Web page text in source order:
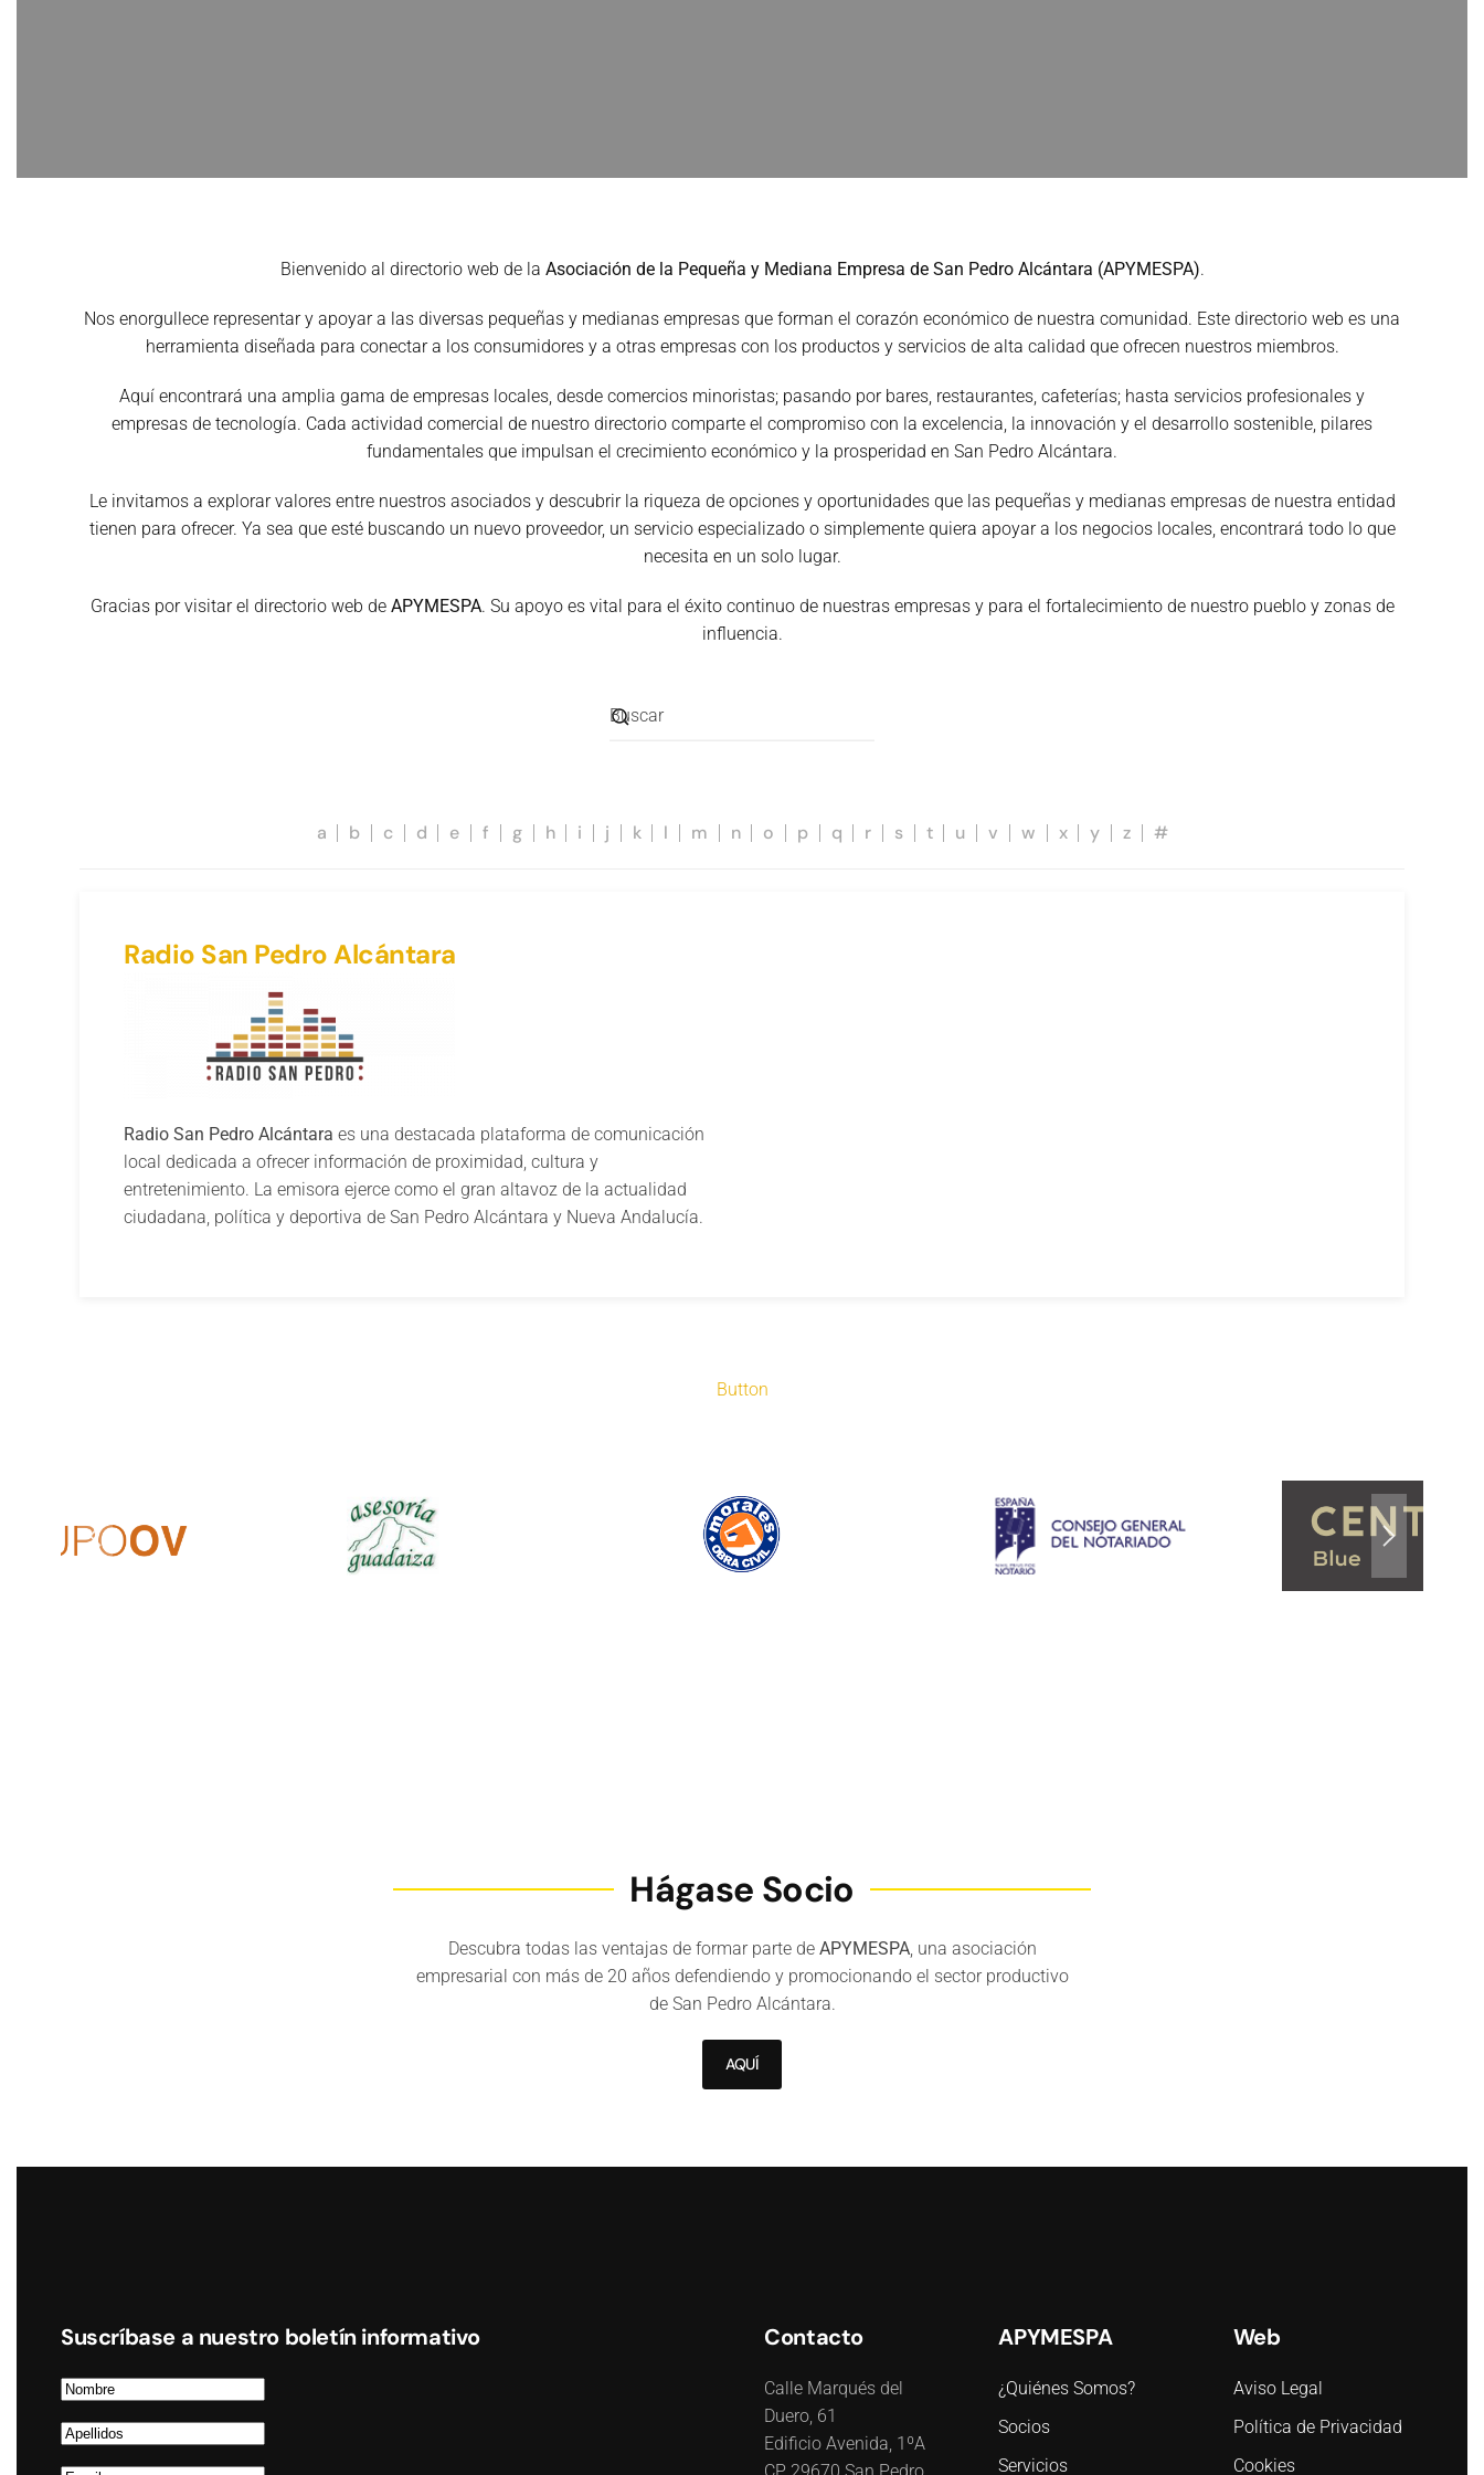
Bienvenido al directorio web de la Asociación de la Pequeña y Mediana Empresa de San Pedro Alcántara (APYMESPA).
Nos enorgullece representar y apoyar a las diversas pequeñas y medianas empresas que forman el corazón económico de nuestra comunidad. Este directorio web es una
herramienta diseñada para conectar a los consumidores y a otras empresas con los productos y servicios de alta calidad que ofrecen nuestros miembros.
Aquí encontrará una amplia gama de empresas locales, desde comercios minoristas; pasando por bares, restaurantes, cafeterías; hasta servicios profesionales y
empresas de tecnología. Cada actividad comercial de nuestro directorio comparte el compromiso con la excelencia, la innovación y el desarrollo sostenible, pilares
fundamentales que impulsan el crecimiento económico y la prosperidad en San Pedro Alcántara.
Le invitamos a explorar valores entre nuestros asociados y descubrir la riqueza de opciones y oportunidades que las pequeñas y medianas empresas de nuestra entidad
tienen para ofrecer. Ya sea que esté buscando un nuevo proveedor, un servicio especializado o simplemente quiera apoyar a los negocios locales, encontrará todo lo que
necesita en un solo lugar.
Gracias por visitar el directorio web de APYMESPA. Su apoyo es vital para el éxito continuo de nuestras empresas y para el fortalecimiento de nuestro pueblo y zonas de
influencia.
a b c d e f g h i j k l m n o p q r s t u v w x y z #
Radio San Pedro Alcántara
Radio San Pedro Alcántara es una destacada plataforma de comunicación
local dedicada a ofrecer información de proximidad, cultura y
entretenimiento. La emisora ejerce como el gran altavoz de la actualidad
ciudadana, política y deportiva de San Pedro Alcántara y Nueva Andalucía.
Button
Hágase Socio
Descubra todas las ventajas de formar parte de APYMESPA, una asociación
empresarial con más de 20 años defendiendo y promocionando el sector productivo
de San Pedro Alcántara.
AQUÍ
Suscríbase a nuestro boletín informativo Contacto
Calle Marqués del
Duero, 61
Edificio Avenida, 1ºA
CP 29670 San Pedro
APYMESPA
¿Quiénes Somos?
Socios
Servicios
Web
Aviso Legal
Política de Privacidad
Cookies